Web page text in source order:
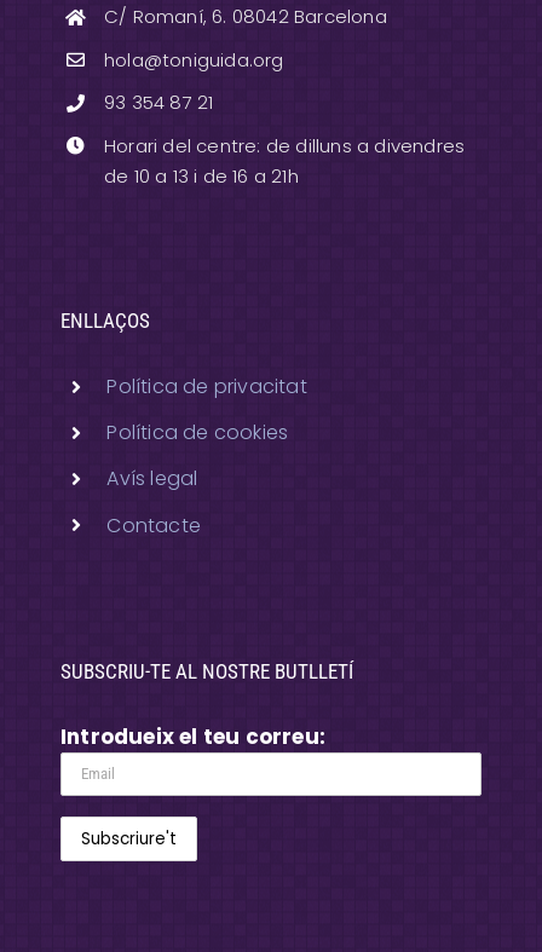
C/ Romaní, 6. 08042 Barcelona
hola@toniguida.org
93 354 87 21
Horari del centre: de dilluns a divendres
de 10 a 13 i de 16 a 21h
ENLLAÇOS
Política de privacitat
Política de cookies
Avís legal
Contacte
SUBSCRIU-TE AL NOSTRE BUTLLETÍ
Introdueix el teu correu: